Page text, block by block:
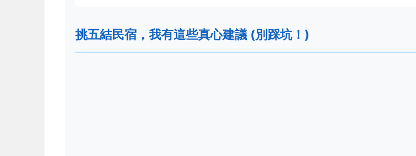
挑五結民宿，我有這些真心建議 (別踩坑！)